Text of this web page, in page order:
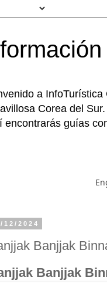
a
Corea del
encontrarás guías
12/2024
Banjjak
Banjjak